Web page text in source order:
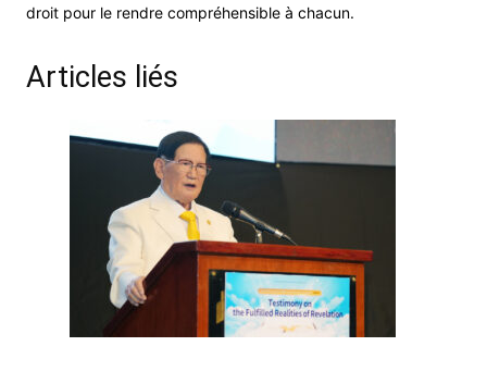
droit pour le rendre compréhensible à chacun.
Articles liés